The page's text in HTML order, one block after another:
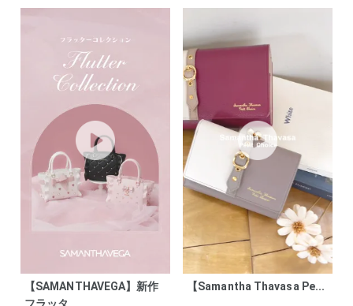
【SAMANTHAVEGA】新作
【Samantha Thavasa Pe...